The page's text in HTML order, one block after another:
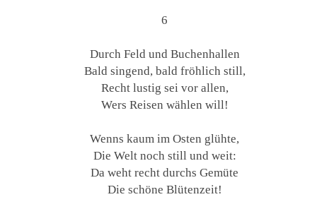
6
Durch Feld und Buchenhallen
Bald singend, bald fröhlich still,
Recht lustig sei vor allen,
Wers Reisen wählen will!
Wenns kaum im Osten glühte,
Die Welt noch still und weit:
Da weht recht durchs Gemüte
Die schöne Blütenzeit!